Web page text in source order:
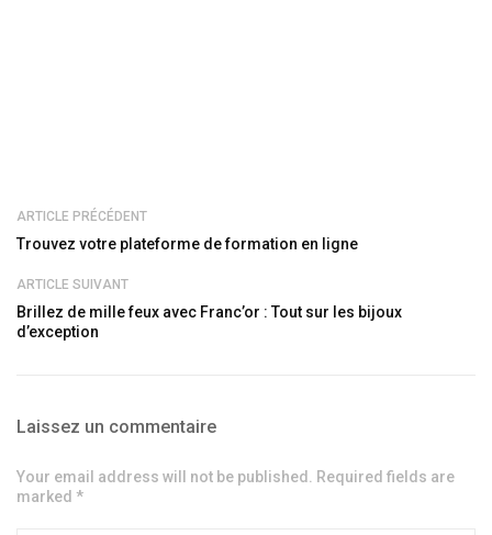
ARTICLE PRÉCÉDENT
Trouvez votre plateforme de formation en ligne
ARTICLE SUIVANT
Brillez de mille feux avec Franc’or : Tout sur les bijoux
d’exception
Laissez un commentaire
Your email address will not be published. Required fields are
marked *